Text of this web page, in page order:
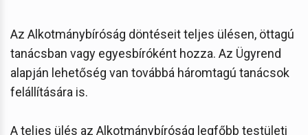
Az Alkotmánybíróság döntéseit teljes ülésen, öttagú
tanácsban vagy egyesbíróként hozza. Az Ügyrend
alapján lehetőség van továbbá háromtagú tanácsok
felállítására is.
A teljes ülés az Alkotmánybíróság legfőbb testületi